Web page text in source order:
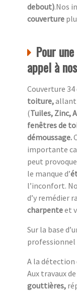
debout).Nos
couverture
Pour
appel à
Couverture
toiture,allant
(Tuiles, Zinc,
fenêtres de
démoussage.
importante
peut
le manque d’
l’inconfort.
d’y remédier
charpenteet
Sur la base
professionnel
A la détection
Aux travaux
gouttières,